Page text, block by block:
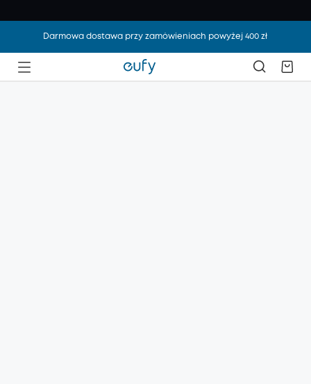
Darmowa dostawa przy zamówieniach powyżej 400 zł